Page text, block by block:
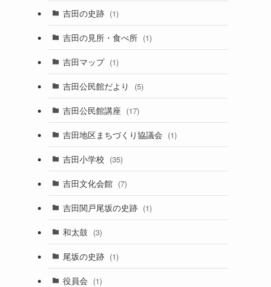
吉田の史跡 (1)
吉田の見所・食べ所 (1)
吉田マップ (1)
吉田公民館だより (5)
吉田公民館講座 (17)
吉田地区まちづくり協議会 (1)
吉田小学校 (35)
吉田文化会館 (7)
吉田関戸尾坂の史跡 (1)
和太鼓 (3)
尾坂の史跡 (1)
役員会 (1)